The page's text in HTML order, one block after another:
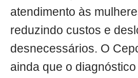
atendimento às
reduzindo custos e
desnecessários. O
ainda que o